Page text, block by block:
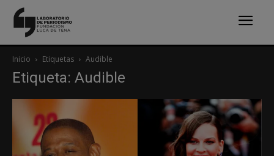
Inicio Etiquetas Audible
Etiqueta: Audible